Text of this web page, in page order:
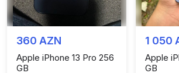
360 AZN
Apple iPhone 13 Pro 256
GB
1 050
Apple
GB